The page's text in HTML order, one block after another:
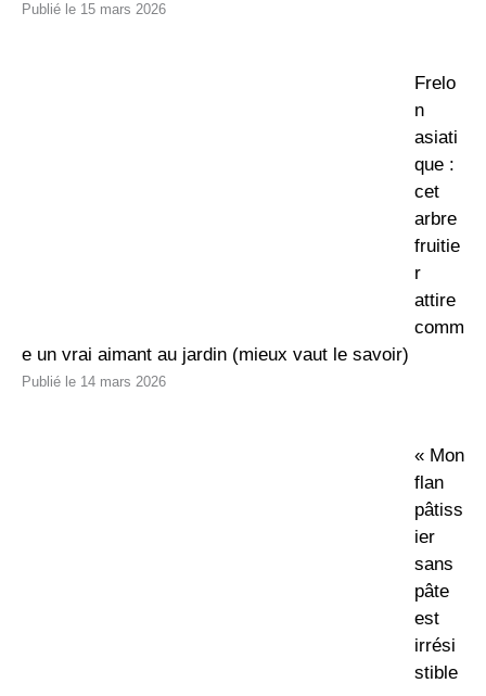
15 mars 2026
Frelo
n
asiati
que :
cet
arbre
fruitie
r
attire
comm
e un vrai aimant au jardin (mieux vaut le savoir)
14 mars 2026
« Mon
flan
pâtiss
ier
sans
pâte
est
irrési
stible